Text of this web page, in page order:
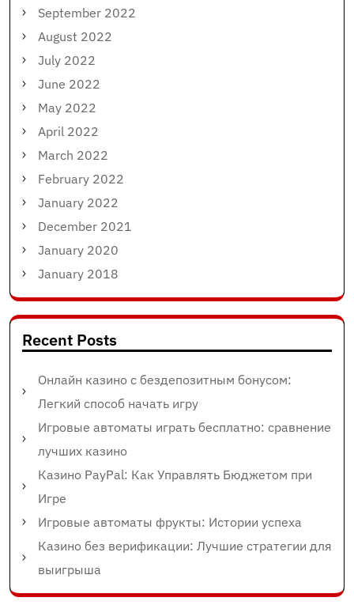
September 2022
August 2022
July 2022
June 2022
May 2022
April 2022
March 2022
February 2022
January 2022
December 2021
January 2020
January 2018
Recent Posts
Онлайн казино с бездепозитным бонусом:
Легкий способ начать игру
Игровые автоматы играть бесплатно: сравнение
лучших казино
Казино PayPal: Как Управлять Бюджетом при
Игре
Игровые автоматы фрукты: Истории успеха
Казино без верификации: Лучшие стратегии для
выигрыша